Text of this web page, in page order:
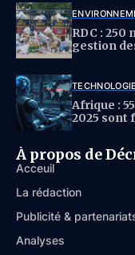
RDC :
gestion
TECHNOLOGIE
Afrique :
2025 sont
À propos de
Acceuil
La rédaction
Publicité &
Analyses